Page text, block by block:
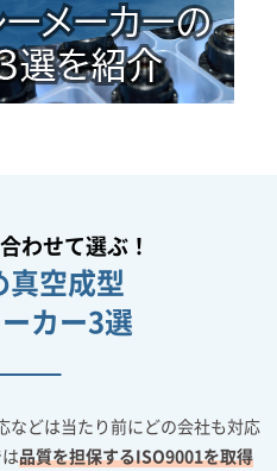
わせて選ぶ！
真空成型
カー3選
などは当たり前にどの会社も対応
品質を担保するISO9001を取得